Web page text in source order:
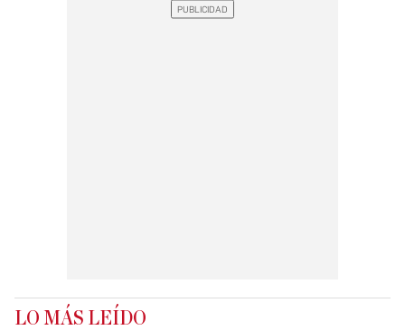
LO MÁS LEÍDO